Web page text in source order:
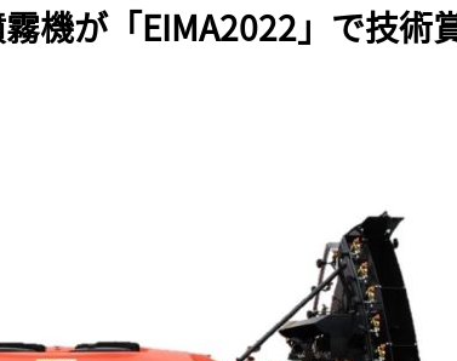
機が「EIMA2022」で技術